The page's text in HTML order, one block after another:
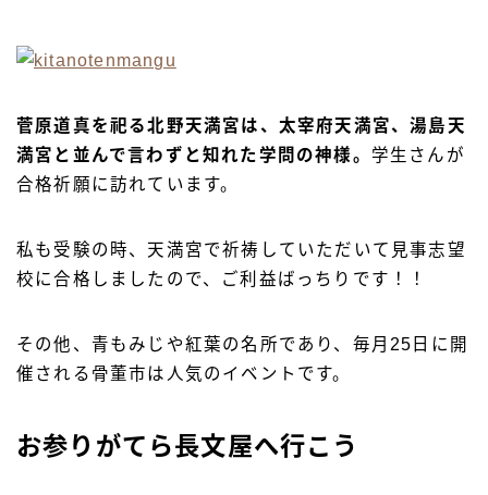
菅原道真を祀る北野天満宮は、太宰府天満宮、湯島天
満宮と並んで言わずと知れた学問の神様。 学生さんが
合格祈願に訪れています。
私も受験の時、天満宮で祈祷していただいて見事志望
校に合格しましたので、ご利益ばっちりです！！
その他、青もみじや紅葉の名所であり、毎月25日に開
催される骨董市は人気のイベントです。
お参りがてら長文屋へ行こう